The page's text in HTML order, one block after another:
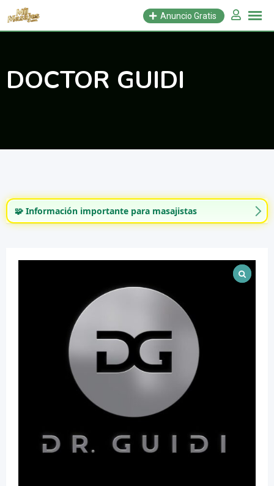
Saltar
Anuncio Gratis
DOCTOR GUIDI
🧩 Información importante para masajistas